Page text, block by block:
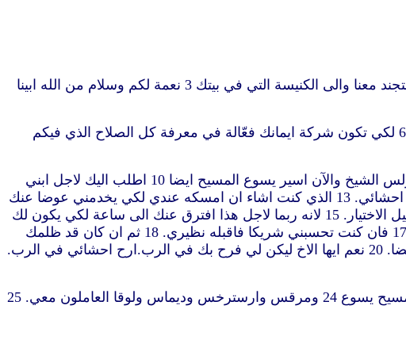
“1 بولس اسير يسوع المسيح وتيموثاوس الاخ الى فليمون المحبوب والعامل معنا 2 والى ابفيّة المحبوبة وارخبّس المتجند معنا والى الكنيسة التي في بيتك 3 نعمة لكم وسلام من الله ابينا
4 اشكر الهي كل حين ذاكرا اياك في صلواتي 5 سامعا بمحبتك والايمان الذي لك نحو الرب يسوع ولجميع القديسين 6 لكي تكون شركة ايمانك فعّالة في معرفة كل الصلاح الذي فيكم
8 لذلك وان كان لي بالمسيح ثقة كثيرة ان آمرك بما يليق 9 من اجل المحبة اطلب بالحري اذ انا انسان هكذا نظير بولس الشيخ والآن اسير يسوع المسيح ايضا 10 اطلب اليك لاجل ابني
انسيمس الذي ولدته في قيودي 11 الذي كان قبلا غير نافع لك ولكنه الآن نافع لك ولي 12 الذي رددته.فاقبله الذي هو احشائي. 13 الذي كنت اشاء ان امسكه عندي لكي يخدمني عوضا عنك
في قيود الانجيل 14 ولكن بدون رأيك لم ارد ان افعل شيئا لكي لا يكون خيرك كانه على سبيل الاضطرار بل على سبيل الاختيار. 15 لانه ربما لاجل هذا افترق عنك الى ساعة لكي يكون لك
الى الابد 16 لا كعبد في ما بعد بل افضل من عبد اخا محبوبا ولا سيما اليّ فكم بالحري اليك في الجسد والرب جميعا 17 فان كنت تحسبني شريكا فاقبله نظيري. 18 ثم ان كان قد ظلمك
بشيء او لك عليه دين فاحسب ذلك عليّ. 19 انا بولس كتبت بيدي.انا اوفي.حتى لا اقول لك انك مديون لي بنفسك ايضا. 20 نعم ايها الاخ ليكن لي فرح بك في الرب.ارح احشائي في الرب.
22 ومع هذا اعدد لي ايضا منزلا لاني ارجو انني بصلواتكم سأوهب لكم 23 يسلم عليك ابفراس المأسور معي في المسيح يسوع 24 ومرقس وارسترخس وديماس ولوقا العاملون معي. 25